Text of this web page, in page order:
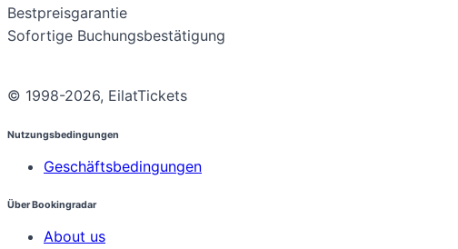
Bestpreisgarantie
Sofortige Buchungsbestätigung
© 1998-2026, EilatTickets
Nutzungsbedingungen
Geschäftsbedingungen
Über Bookingradar
About us